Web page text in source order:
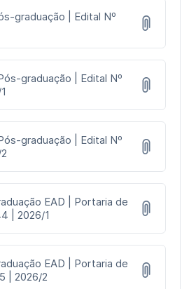
graduação | Edital Nº
graduação | Edital Nº
graduação | Edital Nº
EAD | Portaria de
| 2026/1
EAD | Portaria de
| 2026/2